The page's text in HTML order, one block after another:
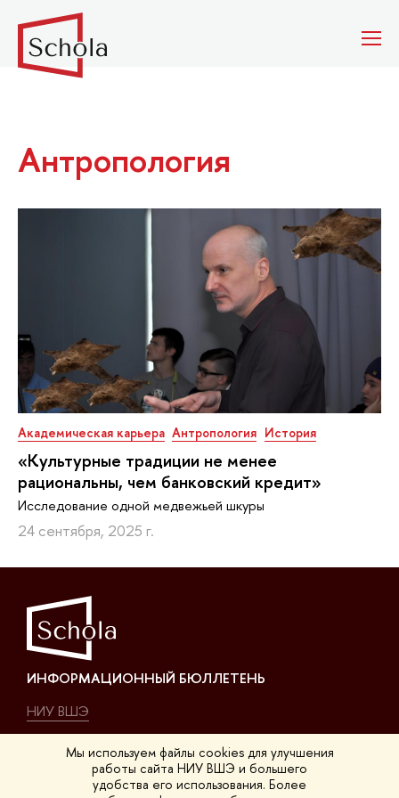
Мы используем файлы cookies для улучшения
работы сайта НИУ ВШЭ и большего
удобства его использования. Более
Антропология
Академическая карьера Антропология История
«Культурные традиции не менее
рациональны, чем банковский кредит»
Исследование одной медвежьей шкуры
24 сентября, 2025 г.
ИНФОРМАЦИОННЫЙ БЮЛЛЕТЕНЬ
НИУ ВШЭ
КОНТАКТЫ